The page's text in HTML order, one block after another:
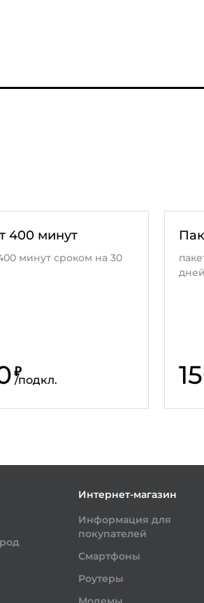
400 минут
минут сроком на 30
₽
/подкл.
дней
Интернет-магазин
Информация для
покупателей
Смартфоны
Роутеры